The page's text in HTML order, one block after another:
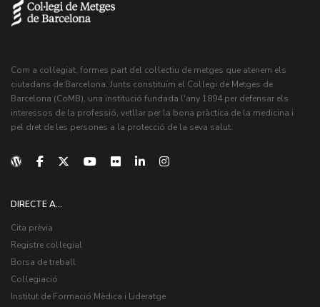
Com a col·legiat, formes part del col·lectiu de metges que atenem els
ciutadans de Barcelona. Junts constituïm el Col·legi de Metges de
Barcelona (CoMB), una institució fundada l'any 1894 per defensar els
interessos de la professió, vetllar per la bona pràctica de la medicina i
pel dret de les persones a la protecció de la seva salut.
DIRECTE A...
Cita prèvia
Registre col·legial
Borsa de treball
Col·legiació
Institut de Formació Mèdica i Lideratge